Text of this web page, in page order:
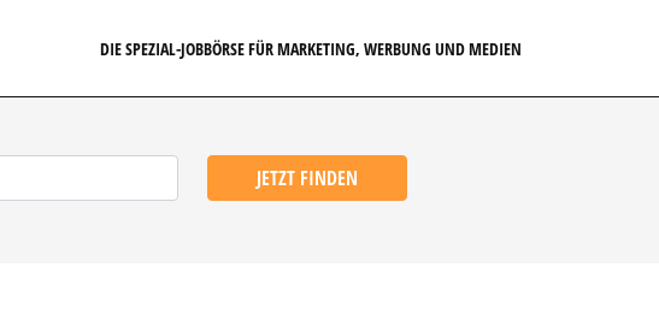
DIE SPEZIAL-JOBBÖRSE FÜR MARKETING, WERBUNG UND MEDIEN
JETZT FINDEN